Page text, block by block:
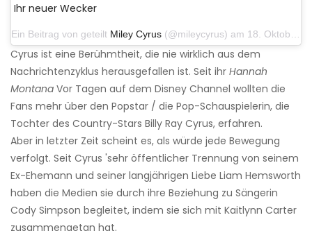
Ihr neuer Wecker
Ein Beitrag von geteilt Miley Cyrus (@mileycyrus) am 18. Oktober 2019 um 19:03 Uhr PDT
Cyrus ist eine Berühmtheit, die nie wirklich aus dem
Nachrichtenzyklus herausgefallen ist. Seit ihr Hannah
Montana Vor Tagen auf dem Disney Channel wollten die
Fans mehr über den Popstar / die Pop-Schauspielerin, die
Tochter des Country-Stars Billy Ray Cyrus, erfahren.
Aber in letzter Zeit scheint es, als würde jede Bewegung
verfolgt. Seit Cyrus 'sehr öffentlicher Trennung von seinem
Ex-Ehemann und seiner langjährigen Liebe Liam Hemsworth
haben die Medien sie durch ihre Beziehung zu Sängerin
Cody Simpson begleitet, indem sie sich mit Kaitlynn Carter
zusammengetan hat.